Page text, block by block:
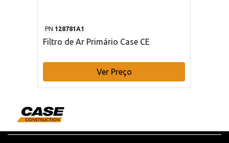
PN 128781A1
Filtro de Ar Primário Case CE
Ver Preço